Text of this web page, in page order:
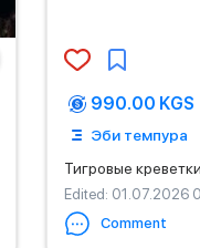
990.00 KGS
Эби темпура
Тигровые
Edited: 01.07.2026
Comment